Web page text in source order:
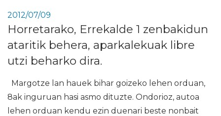
2012/07/09
Horretarako, Errekalde 1 zenbakidun
ataritik behera, aparkalekuak libre
utzi beharko dira.
Margotze lan hauek bihar goizeko lehen orduan,
8ak inguruan hasi asmo dituzte. Ondorioz, autoa
lehen orduan kendu ezin duenari beste nonbait